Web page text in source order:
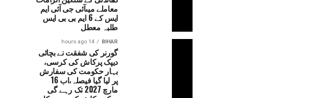
معاملے میںآئی جی آئی ایم
ایس کے 6 ایم بی بی ایس
طلبہ معطل
BIHAR
14 hours ago
گورنر کی شفقت نے بچائی
دیپک پرکاش کی کرسی،
بہار حکومت کی سفارش
پر لیا گیا فیصلہ،اب 16
مارچ 2027 تک رہے گی